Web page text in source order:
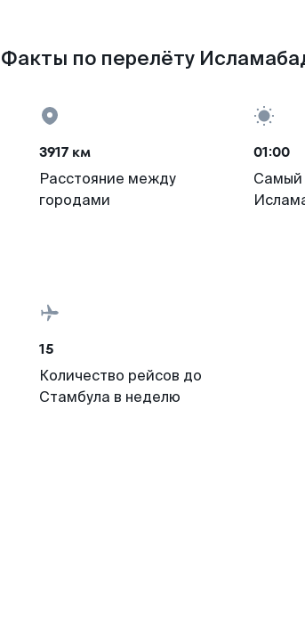
Факты по перелёту
3917 км
Расстояние между
городами
01:00
Самый
15
Количество рейсов до
Стамбула в неделю